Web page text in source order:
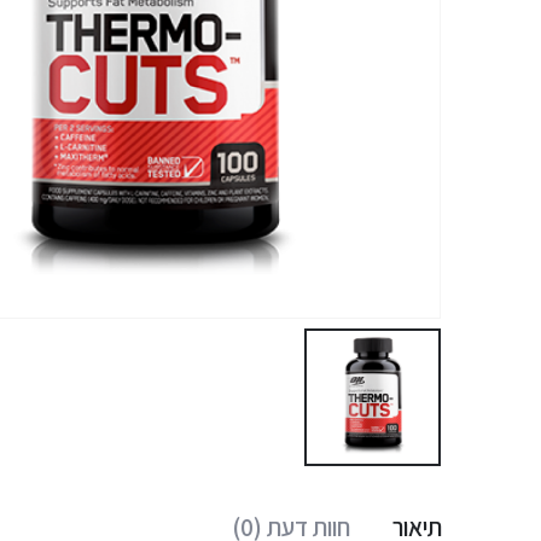
תיאור חוות דעת (0)